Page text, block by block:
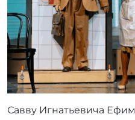
Савву Игнатьевича